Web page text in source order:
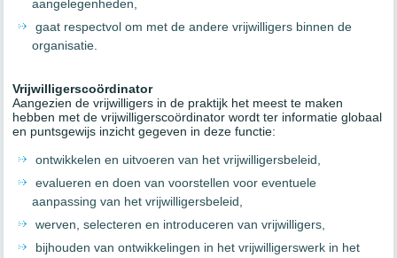
aangelegenheden,
gaat respectvol om met de andere vrijwilligers binnen de
organisatie.
Vrijwilligerscoördinator
Aangezien de vrijwilligers in de praktijk het meest te maken
hebben met de vrijwilligerscoördinator wordt ter informatie globaal
en puntsgewijs inzicht gegeven in deze functie:
ontwikkelen en uitvoeren van het vrijwilligersbeleid,
evalueren en doen van voorstellen voor eventuele
aanpassing van het vrijwilligersbeleid,
werven, selecteren en introduceren van vrijwilligers,
bijhouden van ontwikkelingen in het vrijwilligerswerk in het